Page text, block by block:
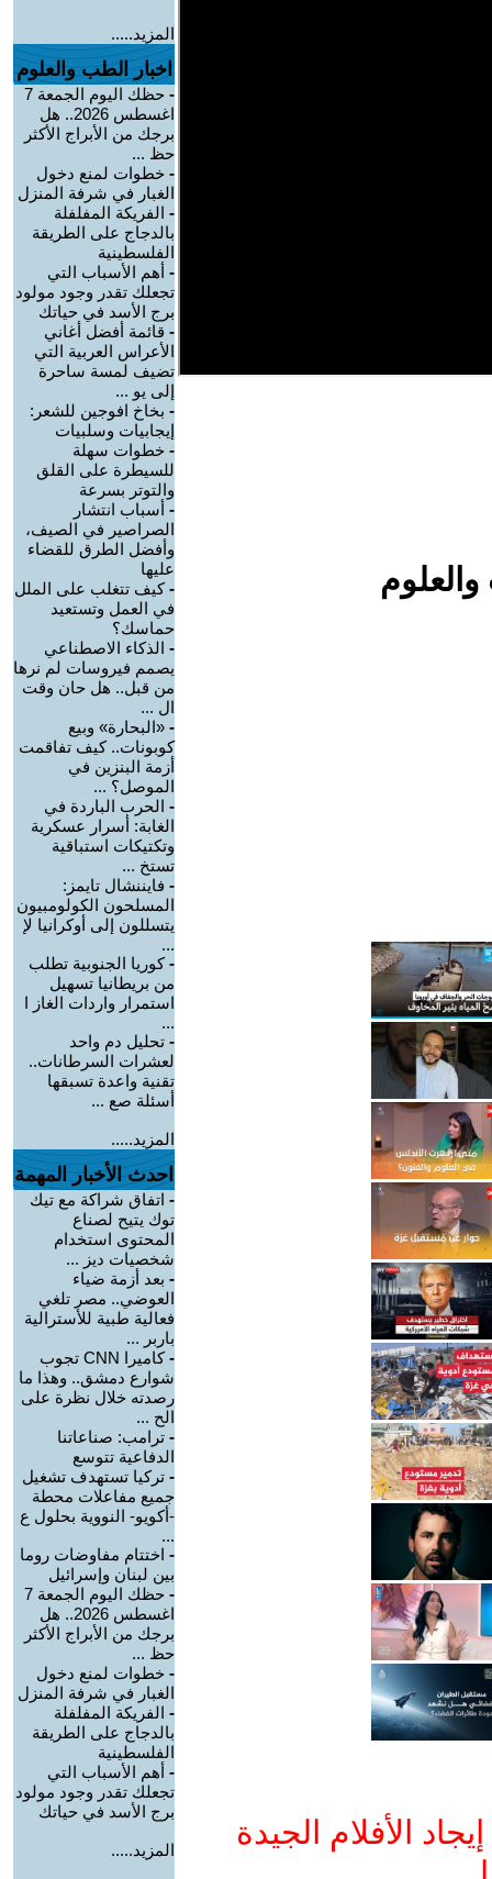
الأفلام الجيدة
المزيد.....
اخبار الطب والعلوم
-
حظك اليوم الجمعة 7
اغسطس 2026.. هل
برجك من الأبراج الأكثر
حظ ...
- خطوات لمنع دخول
الغبار في شرفة المنزل
- الفريكة المفلفلة
بالدجاج على الطريقة
الفلسطينية
- أهم الأسباب التي
تجعلك تقدر وجود مولود
برج الأسد في حياتك
- قائمة أفضل أغاني
الأعراس العربية التي
تضيف لمسة ساحرة
إلى يو ...
- بخاخ افوجين للشعر:
إيجابيات وسلبيات
- خطوات سهلة
للسيطرة على القلق
والتوتر بسرعة
- أسباب انتشار
الصراصير في الصيف،
وأفضل الطرق للقضاء
عليها
-كيف تتغلب على الملل
في العمل وتستعيد
حماسك؟
- الذكاء الاصطناعي
يصمم فيروسات لم نرها
من قبل.. هل حان وقت
ال ...
- «البحارة» وبيع
كوبونات.. كيف تفاقمت
أزمة البنزين في
الموصل؟ ...
- الحرب الباردة في
الغابة: أسرار عسكرية
وتكتيكات استباقية
تستخ ...
- فايننشال تايمز:
المسلحون الكولومبيون
يتسللون إلى أوكرانيا لإ
...
-كوريا الجنوبية تطلب
من بريطانيا تسهيل
استمرار واردات الغاز ا
...
- تحليل دم واحد
لعشرات السرطانات..
تقنية واعدة تسبقها
أسئلة صع ...
المزيد.....
احدث الأخبار المهمة
- اتفاق شراكة مع تيك
توك يتيح لصناع
المحتوى استخدام
شخصيات ديز ...
- بعد أزمة ضياء
العوضي.. مصر تلغي
فعالية طبية للأسترالية
باربر ...
-
كاميرا CNN تجوب
شوارع دمشق.. وهذا ما
رصدته خلال نظرة على
الح ...
- ترامب: صناعاتنا
الدفاعية تتوسع
- تركيا تستهدف تشغيل
جميع مفاعلات محطة
-أكويو- النووية بحلول ع
...
- اختتام مفاوضات روما
بين لبنان وإسرائيل
-
حظك اليوم الجمعة 7
اغسطس 2026.. هل
برجك من الأبراج الأكثر
حظ ...
- خطوات لمنع دخول
الغبار في شرفة المنزل
- الفريكة المفلفلة
بالدجاج على الطريقة
الفلسطينية
- أهم الأسباب التي
تجعلك تقدر وجود مولود
برج الأسد في حياتك
المزيد.....